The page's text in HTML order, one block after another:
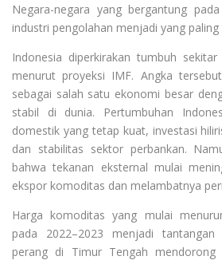
Negara-negara yang bergantung
industri pengolahan menjadi yang
Indonesia diperkirakan tumbuh
menurut proyeksi IMF. Angka
sebagai salah satu ekonomi besar
stabil di dunia. Pertumbuhan
domestik yang tetap kuat, investasi
dan stabilitas sektor perbankan.
bahwa tekanan eksternal mulai
ekspor komoditas dan melambatnya
Harga komoditas yang mulai
pada 2022–2023 menjadi
perang di Timur Tengah mendorong